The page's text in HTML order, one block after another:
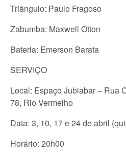
Triângulo: Paulo Fragoso
Zabumba: Maxwell Otton
Bateria: Emerson Barata
SERVIÇO
Local: Espaço Jubiabar – Rua
78, Rio Vermelho
Data: 3, 10, 17 e 24 de abril
Horário: 20h00